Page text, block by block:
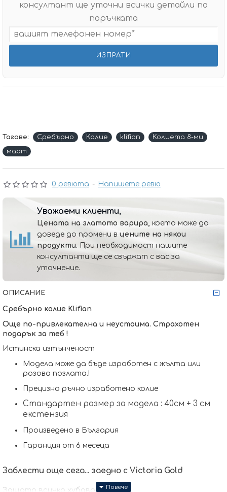
0 ревюта - Напишете ревю
консултант ще уточни всички детайли по
поръчката
Тагове: Сребърно Колие klifian
Колиета 8-ми
март
Уважаеми клиенти,
Цената на златото варира, което може да
доведе до промени в цените на някои
продукти. При необходимост нашите
консултанти ще се свържат с вас за
уточнение.
ОПИСАНИЕ
Сребърно колие Klifian
Още по-привлекателна и неустоима. Страхотен
подарък за теб !
Истинска изтънченост
Модела може да бъде изработен с жълта или
розова позлата.!
Прецизно ръчно изработено колие
Стандартен размер за модела : 40см + 3 см
екстензия
Произведено в България
Гаранция от 6 месеца
Заблести още сега... заедно с Victoria Gold
Защото всичко хубаво е с теб